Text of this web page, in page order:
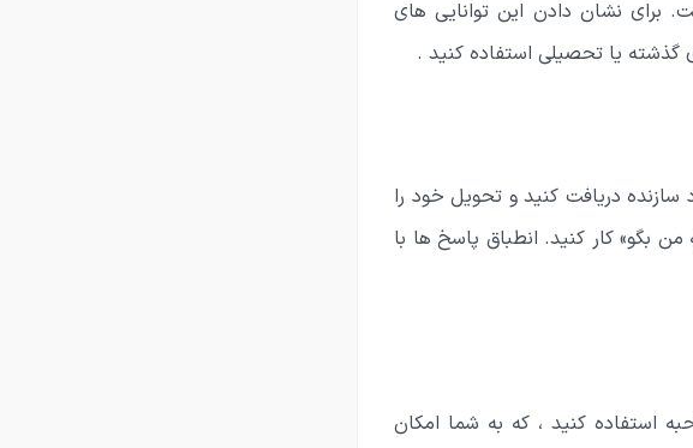
برای نشان دادن این توانایی های
گذشته یا تحصیلی استفاده کنید .
دریافت کنید و تحویل خود را
بگو» کار کنید. انطباق پاسخ ها با
استفاده کنید ، که به شما امکان